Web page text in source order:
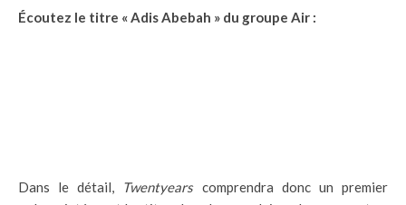
Écoutez le titre « Adis Abebah » du groupe Air :
Dans le détail, Twentyearscomprendra donc un premier